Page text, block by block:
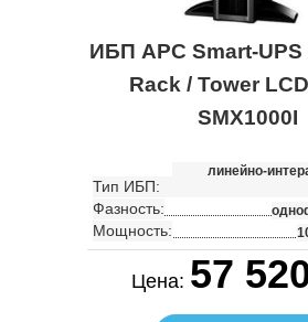
ИБП APC Smart-UPS
Rack / Tower
SMX1000I
Тип ИБП:
линейно-
Фазность:
Мощность:
Цена: 57